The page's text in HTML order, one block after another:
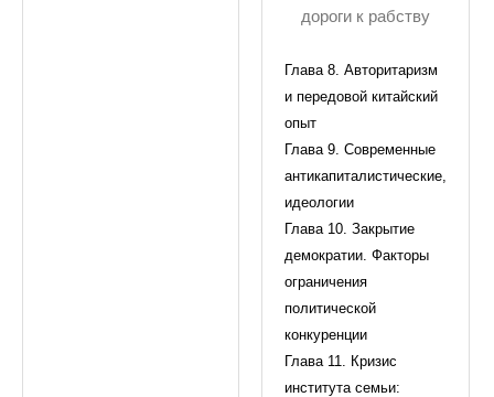
дороги к рабству
Глава 8. Авторитаризм
и передовой китайский
опыт
Глава 9. Современные
антикапиталистические,
идеологии
Глава 10. Закрытие
демократии. Факторы
ограничения
политической
конкуренции
Глава 11. Кризис
института семьи: